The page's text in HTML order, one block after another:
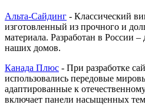
Альта-Сайдинг - Классический
изготовленный из прочного и
материала. Разработан в России
наших домов.
Канада Плюс - При разработке
использовались передовые
адаптированные к
включает панели насыщенных